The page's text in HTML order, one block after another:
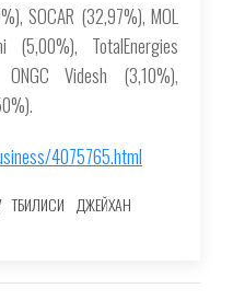
SOCAR (32,97%), MOL
(5,00%), TotalEnergies
Videsh (3,10%),
4075765.html
ТБИЛИСИ
ДЖЕЙХАН